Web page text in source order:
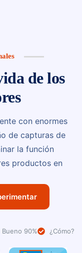
de los
con enormes
de capturas de
la función
productos en
Bueno 90% ¿Cómo?